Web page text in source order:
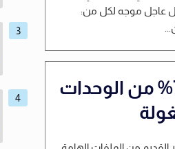
عاجل موجه لكل من:
خاص|ايهاب منصور: أكثر من 70% من الوحدات